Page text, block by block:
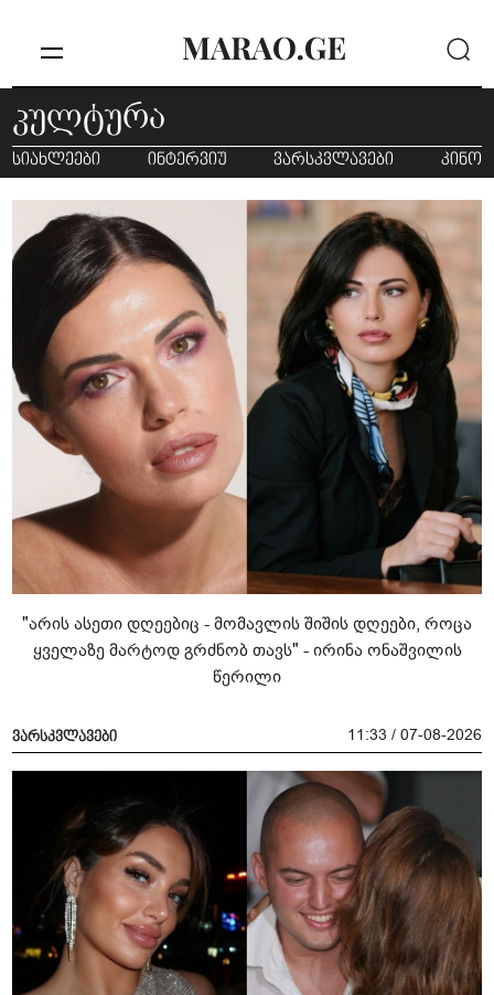
კულტურა
სიახლეები ინტერვიუ ვარსკვლავები კინო
"არის ასეთი დღეებიც - მომავლის შიშის დღეები, როცა
ყველაზე მარტოდ გრძნობ თავს" - ირინა ონაშვილის
წერილი
ვარსკვლავები 11:33 / 07-08-2026